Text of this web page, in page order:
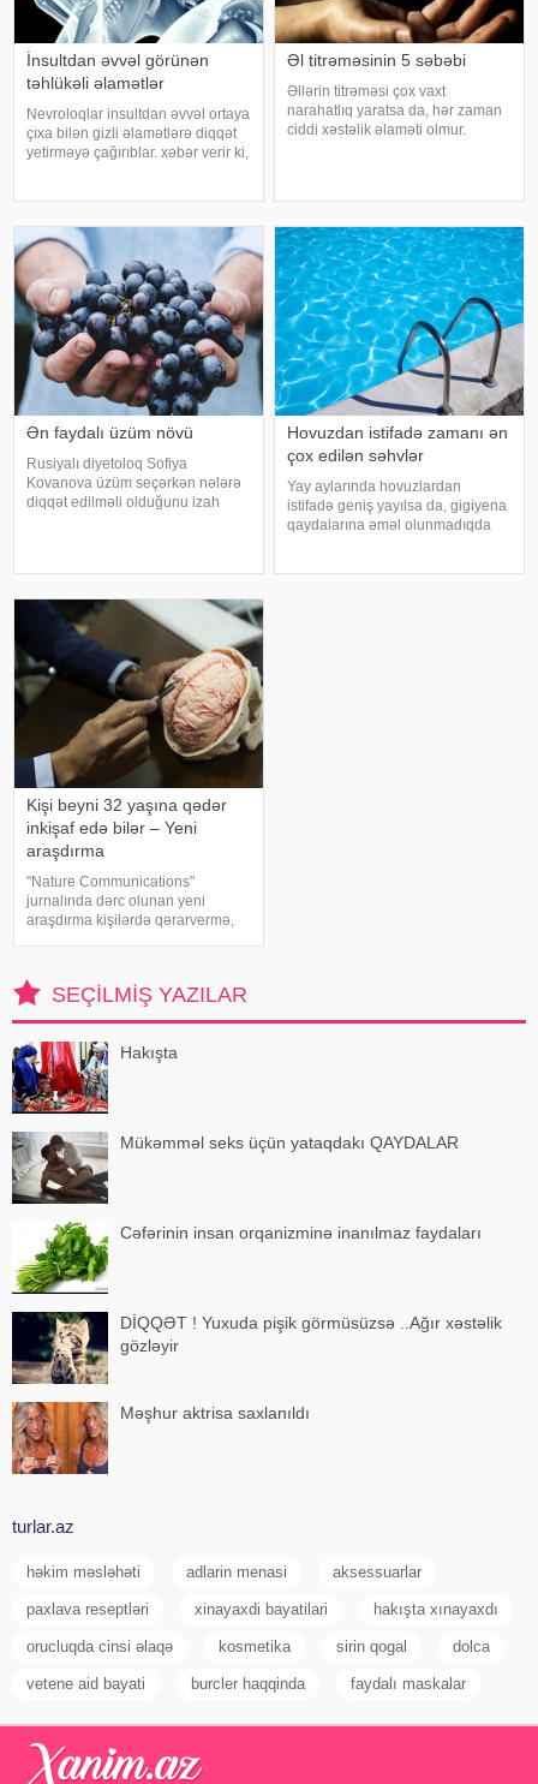
İnsultdan əvvəl görünən
təhlükəli əlamətlər
Nevroloqlar insultdan əvvəl ortaya
çıxa bilən gizli əlamətlərə diqqət
yetirməyə çağırıblar. xəbər verir ki,
verə bilər. Lakin b
Əl titrəməsinin 5 səbəbi
Əllərin titrəməsi çox vaxt
narahatlıq yaratsa da, hər zaman
ciddi xəstəlik əlaməti olmur.
Ən faydalı üzüm növü
Rusiyalı diyetoloq Sofiya
Kovanova üzüm seçərkən nələrə
diqqət edilməli olduğunu izah
rəngdə olan üzüm sortlar
Hovuzdan istifadə zamanı ən
çox edilən səhvlər
Yay aylarında hovuzlardan
istifadə geniş yayılsa da, gigiyena
qaydalarına əməl olunmadıqda
Kişi beyni 32 yaşına qədər
inkişaf edə bilər – Yeni
araşdırma
"Nature Communications"
jurnalında dərc olunan yeni
araşdırma kişilərdə qərarvermə,
olan beyin nahiyələrinin orta
hesabla 32 yaşına qədər inkişa
SEÇILMIŞ YAZILAR
Hakışta
Mükəmməl seks üçün yataqdakı QAYDALAR
Cəfərinin insan orqanizminə inanılmaz faydaları
DİQQƏT ! Yuxuda pişik görmüsüzsə ..Ağır xəstəlik
gözləyir
Məşhur aktrisa saxlanıldı
turlar.az
həkim məsləhəti adlarin menasi aksessuarlar
paxlava reseptləri xinayaxdi bayatilari hakışta xınayaxdı
orucluqda cinsi əlaqə kosmetika sirin qogal dolca
vetene aid bayati burcler haqqinda faydalı maskalar